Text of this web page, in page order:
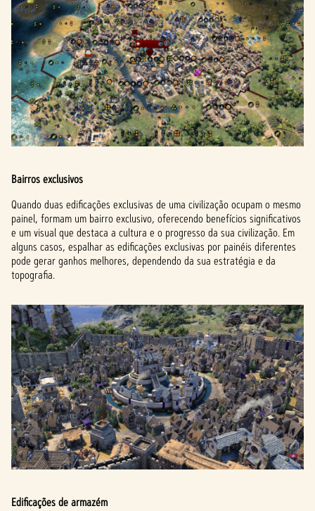
Bairros exclusivos
Quando duas edificações exclusivas de uma civilização ocupam o mesmo
painel, formam um bairro exclusivo, oferecendo benefícios significativos
e um visual que destaca a cultura e o progresso da sua civilização. Em
alguns casos, espalhar as edificações exclusivas por painéis diferentes
pode gerar ganhos melhores, dependendo da sua estratégia e da
topografia.
Edificações de armazém